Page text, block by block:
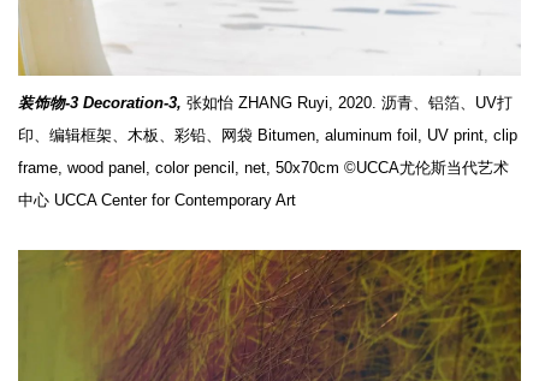
装饰物-3 Decoration-3, 张如怡 ZHANG Ruyi, 2020. 沥青、铝箔、UV打
印、编辑框架、木板、彩铅、网袋 Bitumen, aluminum foil, UV print, clip
frame, wood panel, color pencil, net, 50x70cm ©UCCA尤伦斯当代艺术
中心 UCCA Center for Contemporary Art